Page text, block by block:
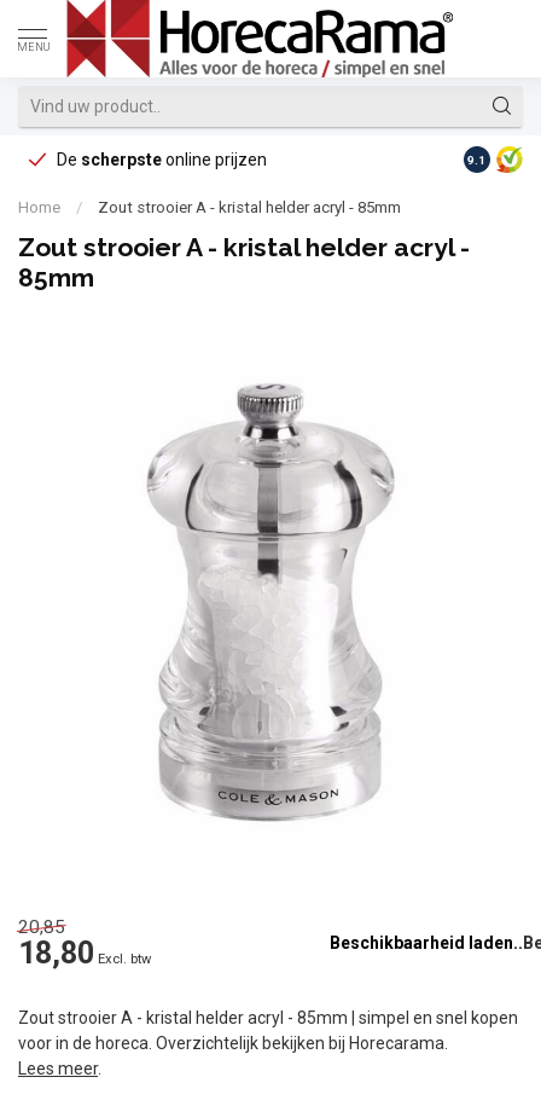
MENU
De scherpsteonline prijzen Op
9.1
Home / Zout strooier A - kristal helder acryl - 85mm
Zout strooier A - kristal helder acryl -
85mm
20,85
18,80 Excl. btw
Beschikbaarheid laden..
Zout strooier A - kristal helder acryl - 85mm | simpel en snel kopen
voor in de horeca. Overzichtelijk bekijken bij Horecarama.
Lees meer.